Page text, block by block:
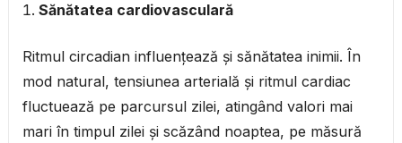
Sănătatea cardiovasculară
Ritmul circadian influențează și sănătatea inimii. În
mod natural, tensiunea arterială și ritmul cardiac
fluctuează pe parcursul zilei, atingând valori mai
mari în timpul zilei și scăzând noaptea, pe măsură